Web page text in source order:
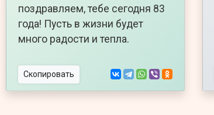
поздравляем, тебе сегодня 83
года! Пусть в жизни будет
много радости и тепла.
Скопировать